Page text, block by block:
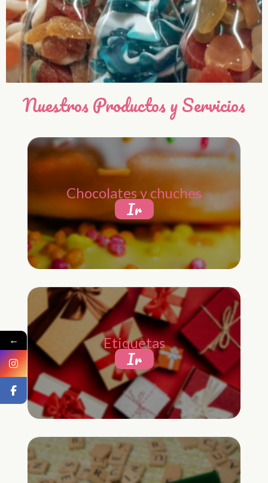
Nuestros Productos y Servicios
Chocolates y chuches
Ir
Etiquetas
Ir
←